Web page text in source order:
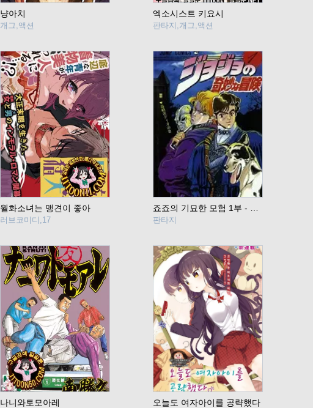
냥아치
개그,액션
엑소시스트 키요시
판타지,개그,액션
월화소녀는 맹견이 좋아
러브코미디,17 판타지
나니와토모아레 오늘도 여자아이를 공략했다